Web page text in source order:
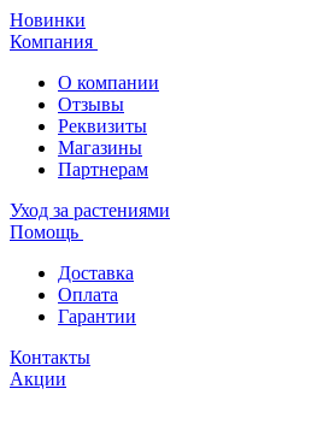
Новинки
Компания
О компании
Отзывы
Реквизиты
Магазины
Партнерам
Уход за растениями
Помощь
Доставка
Оплата
Гарантии
Контакты
Акции